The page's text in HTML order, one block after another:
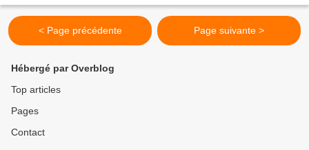
< Page précédente Page suivante >
Hébergé par Overblog
Top articles
Pages
Contact